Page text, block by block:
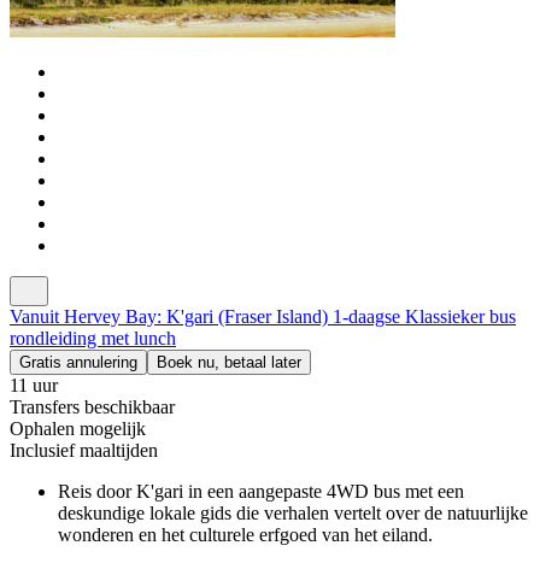
Vanuit Hervey Bay: K'gari (Fraser Island) 1-daagse Klassieker bus
rondleiding met lunch
Gratis annulering Boek nu, betaal later
11 uur
Transfers beschikbaar
Ophalen mogelijk
Inclusief maaltijden
Reis door K'gari in een aangepaste 4WD bus met een
deskundige lokale gids die verhalen vertelt over de natuurlijke
wonderen en het culturele erfgoed van het eiland.